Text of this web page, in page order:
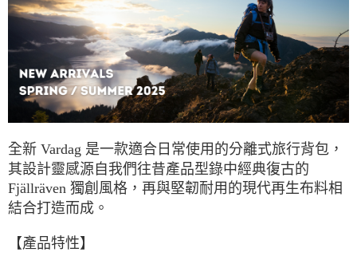
7-11取貨付款
每筆NT$60，滿NT$490(含以上)免運費
付款後7-11取貨
每筆NT$60，滿NT$490(含以上)免運費
宅配
每筆NT$80，滿NT$490(含以上)免運費
離島宅配
每筆NT$80，滿NT$490(含以上)免運費
免運費
全新 Vardag 是一款適合日常使用的分離式旅行背包，
其設計靈感源自我們往昔產品型錄中經典復古的
Fjällräven 獨創風格，再與堅韌耐用的現代再生布料相
結合打造而成。
【產品特性】